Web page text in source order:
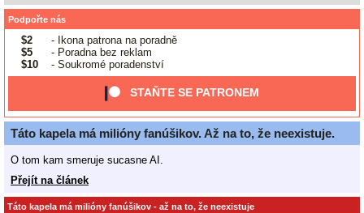
Podpořte nás
$2
- Ikona patrona na poradně
$5
- Poradna bez reklam
$10
- Soukromé poradenství
STAŇTE SE PATRONEM
Táto kapela má milióny fanúšikov. Až na to, že neexistuje.
O tom kam smeruje sucasne AI.
Přejít na článek
Táto kapela má milióny fanúšikov - až na to, že neexistuje